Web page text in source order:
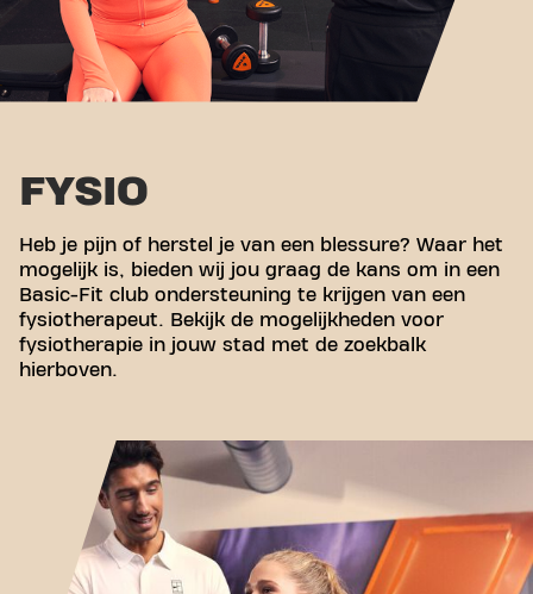
FYSIO
Heb je pijn of herstel je van een blessure? Waar het
mogelijk is, bieden wij jou graag de kans om in een
Basic-Fit club ondersteuning te krijgen van een
fysiotherapeut. Bekijk de mogelijkheden voor
fysiotherapie in jouw stad met de zoekbalk
hierboven.